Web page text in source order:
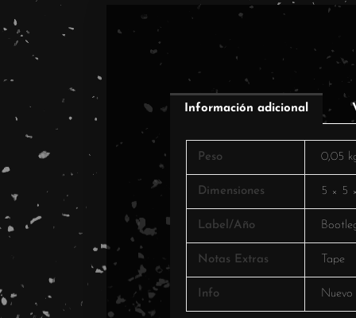
Información adicional
Peso 0,05
Dimensiones 5 × 5
Label/Año
Notas Extras Tape
Info Nuevo